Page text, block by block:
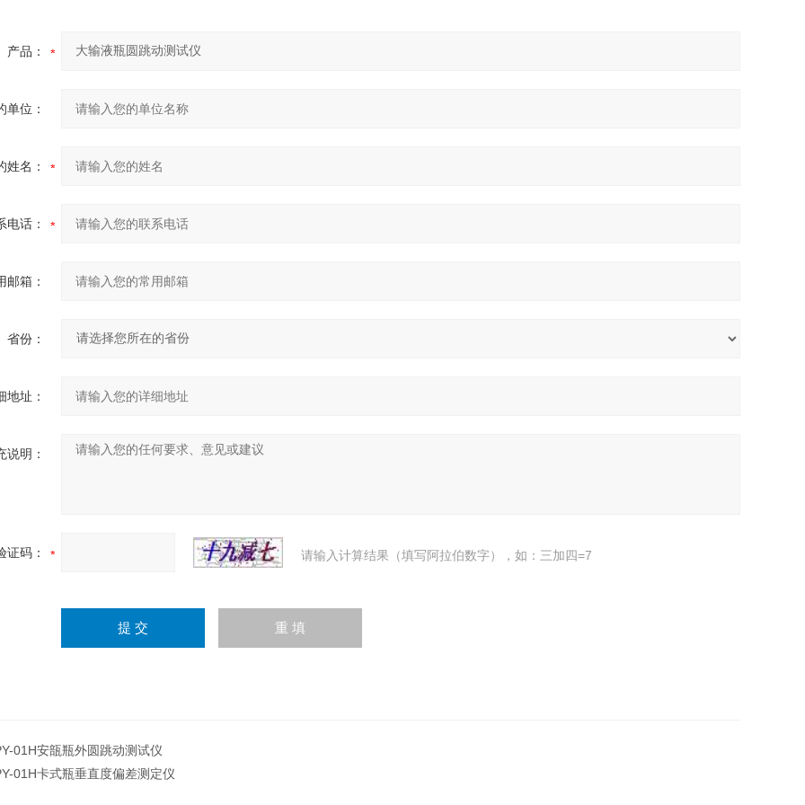
产品：
单位：
姓名：
电话：
邮箱：
省份：
地址：
说明：
证码： 请输入计算结果（填写阿拉伯数字），如：三加四=7
01H安瓿瓶外圆跳动测试仪
01H卡式瓶垂直度偏差测定仪